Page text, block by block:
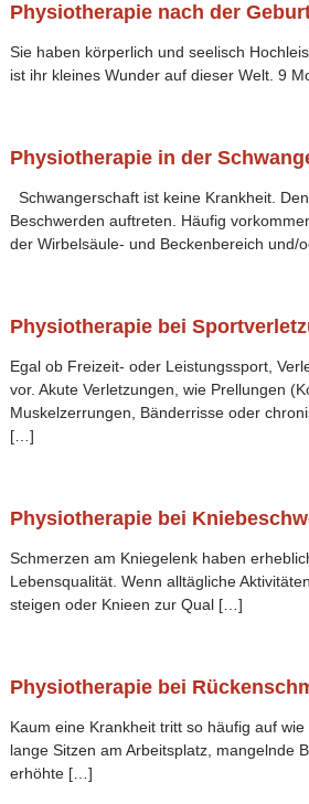
Physiotherapie nach der
Sie haben körperlich und seelisch
ist ihr kleines Wunder auf dieser Welt. 9
Physiotherapie in der
Schwangerschaft ist keine Krankheit.
Beschwerden auftreten. Häufig
der Wirbelsäule- und Beckenbereich und/
Physiotherapie bei
Egal ob Freizeit- oder Leistungssport,
vor. Akute Verletzungen, wie Prellungen
Muskelzerrungen, Bänderrisse oder
[…]
Physiotherapie bei
Schmerzen am Kniegelenk haben
Lebensqualität. Wenn alltägliche
steigen oder Knieen zur Qual […]
Physiotherapie bei
Kaum eine Krankheit tritt so häufig auf
lange Sitzen am Arbeitsplatz, mangelnde
erhöhte […]